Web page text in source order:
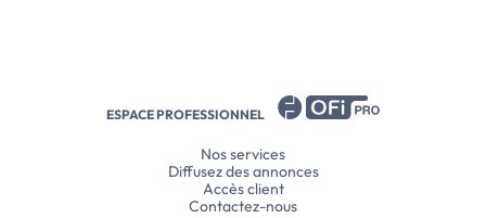
ESPACE PROFESSIONNEL
Nos services
Diffusez des annonces
Accès client
Contactez-nous